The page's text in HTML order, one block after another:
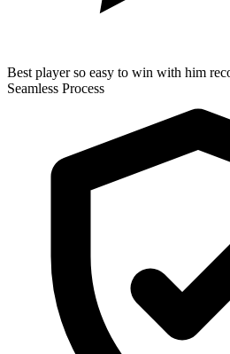
Best player so easy to win with him
Seamless Process